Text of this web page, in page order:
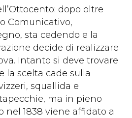
dopo oltre
Comunicativo,
sta cedendo e la
decide di realizzare
Intanto si deve trovare
la scelta cade sulla
squallida e
ma in pieno
nel 1838 viene affidato a